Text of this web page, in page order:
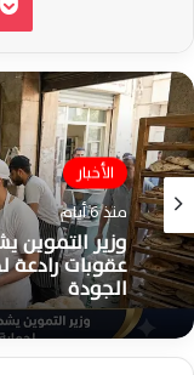
الأخبار
منذ 6 أيام
وزير التموين
عقوبات رادعة
الجودة
مصر
منذ أسبوع واحد